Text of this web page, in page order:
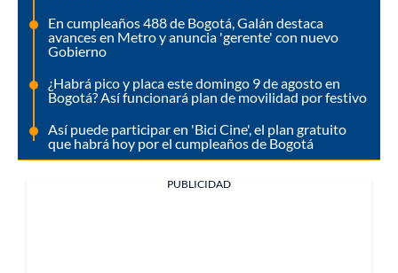
En cumpleaños 488 de Bogotá, Galán destaca
avances en Metro y anuncia 'gerente' con nuevo
Gobierno
¿Habrá pico y placa este domingo 9 de agosto en
Bogotá? Así funcionará plan de movilidad por festivo
Así puede participar en 'Bici Cine', el plan gratuito
que habrá hoy por el cumpleaños de Bogotá
PUBLICIDAD